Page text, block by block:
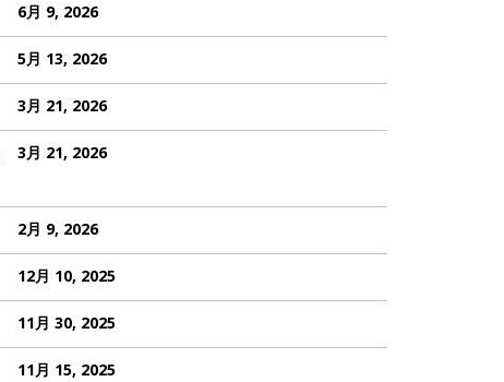
6月 9, 2026
5月 13, 2026
3月 21, 2026
3月 21, 2026
2月 9, 2026
12月 10, 2025
11月 30, 2025
11月 15, 2025